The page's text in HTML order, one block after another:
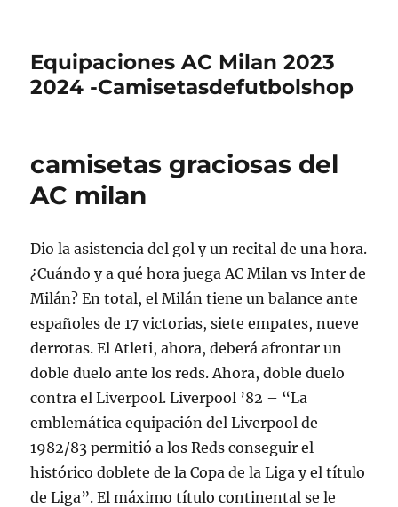
Equipaciones AC Milan 2023
2024 -Camisetasdefutbolshop
camisetas graciosas del
AC milan
Dio la asistencia del gol y un recital de una hora.
¿Cuándo y a qué hora juega AC Milan vs Inter de
Milán? En total, el Milán tiene un balance ante
españoles de 17 victorias, siete empates, nueve
derrotas. El Atleti, ahora, deberá afrontar un
doble duelo ante los reds. Ahora, doble duelo
contra el Liverpool. Liverpool ’82 – “La
emblemática equipación del Liverpool de
1982/83 permitió a los Reds conseguir el
histórico doblete de la Copa de la Liga y el título
de Liga”. El máximo título continental se le